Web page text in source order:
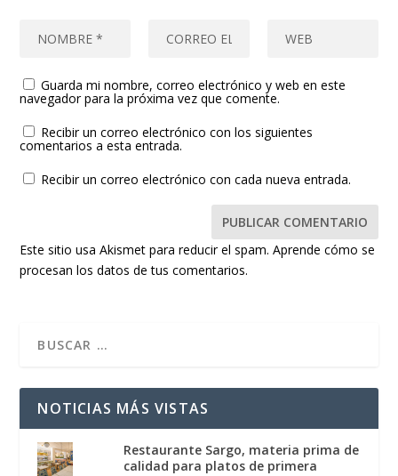
Guarda mi nombre, correo electrónico y web en este
navegador para la próxima vez que comente.
Recibir un correo electrónico con los siguientes
comentarios a esta entrada.
Recibir un correo electrónico con cada nueva entrada.
Este sitio usa Akismet para reducir el spam.Aprende cómo se
procesan los datos de tus comentarios.
NOTICIAS MÁS VISTAS
Restaurante Sargo, materia prima de
calidad para platos de primera